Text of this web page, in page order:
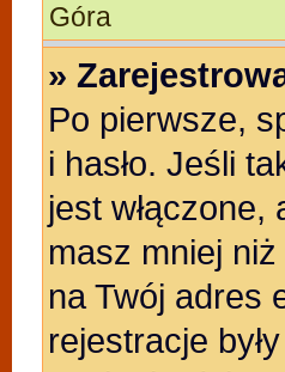
Góra
»
Po pierwsze,
i hasło. Jeśli
jest
masz mniej
na Twój adres
rejestracje